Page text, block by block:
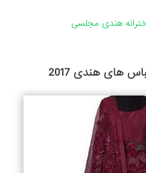
هندی مجلسی
های هندی 2017